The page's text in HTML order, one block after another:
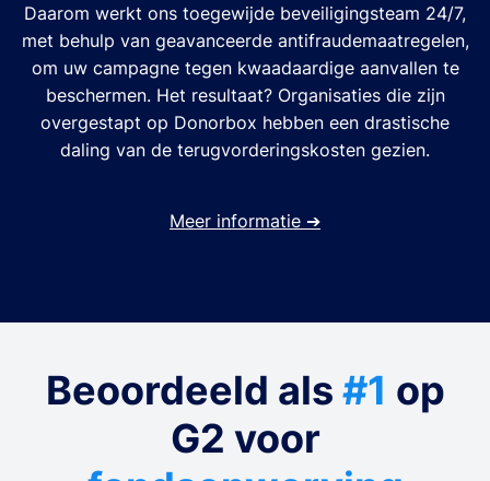
Daarom werkt ons toegewijde beveiligingsteam 24/7,
met behulp van geavanceerde antifraudemaatregelen,
om uw campagne tegen kwaadaardige aanvallen te
beschermen. Het resultaat? Organisaties die zijn
overgestapt op Donorbox hebben een drastische
daling van de terugvorderingskosten gezien.
Meer informatie ➔
Beoordeeld als #1 op
G2 voor